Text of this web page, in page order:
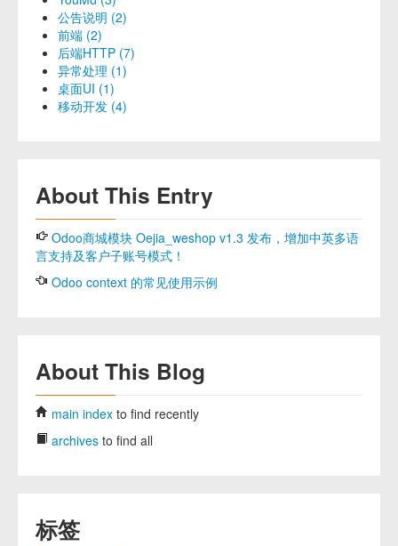
公告说明 (2)
前端 (2)
后端HTTP (7)
异常处理 (1)
桌面UI (1)
移动开发 (4)
About This Entry
Odoo商城模块 Oejia_weshop v1.3 发布，增加中英多语
言支持及客户子账号模式！
Odoo context 的常见使用示例
About This Blog
main index to find recently
archives to find all
标签